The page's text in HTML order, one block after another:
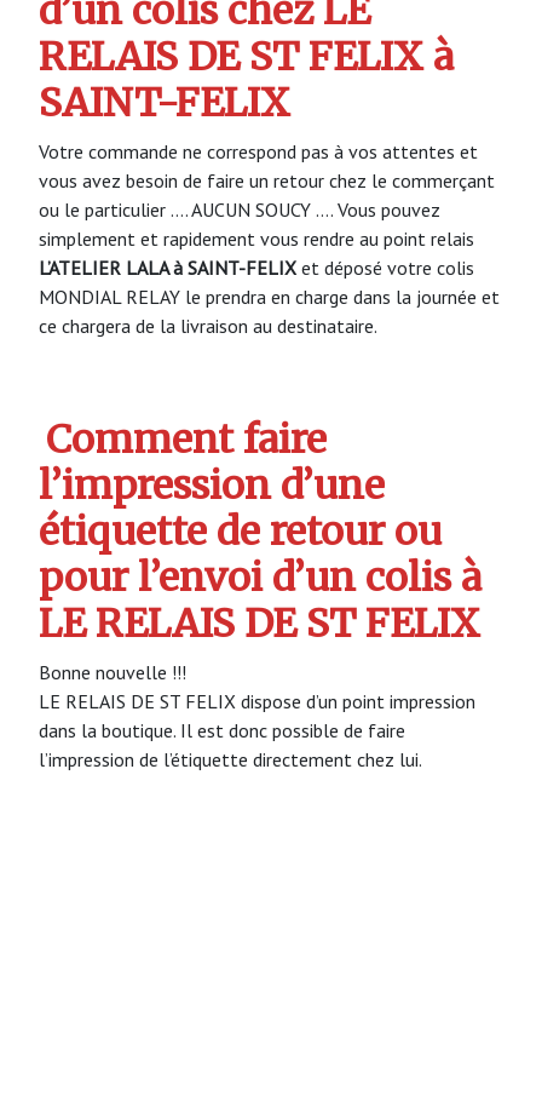
d’un colis chez LE
RELAIS DE ST FELIX à
SAINT-FELIX
Votre commande ne correspond pas à vos attentes et
vous avez besoin de faire un retour chez le commerçant
ou le particulier …. AUCUN SOUCY …. Vous pouvez
simplement et rapidement vous rendre au point relais
L’ATELIER LALA à SAINT-FELIX et déposé votre colis
MONDIAL RELAY le prendra en charge dans la journée et
ce chargera de la livraison au destinataire.
Comment faire
l’impression d’une
étiquette de retour ou
pour l’envoi d’un colis à
LE RELAIS DE ST FELIX
Bonne nouvelle !!!
LE RELAIS DE ST FELIX dispose d’un point impression
dans la boutique. Il est donc possible de faire
l’impression de l’étiquette directement chez lui.